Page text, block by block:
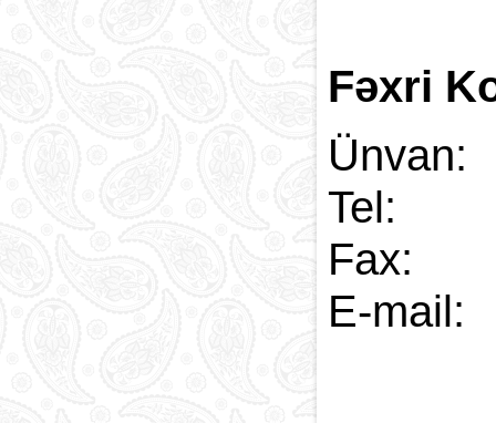
Fəxri
Tel:
Fax:
E-